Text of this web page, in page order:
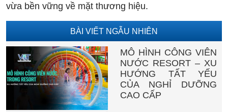
vừa bền vững về mặt thương hiệu.
BÀI VIẾT NGẪU NHIÊN
MÔ HÌNH CÔNG VIÊN
NƯỚC RESORT – XU
HƯỚNG TẤT YẾU
CỦA NGHỈ DƯỠNG
CAO CẤP